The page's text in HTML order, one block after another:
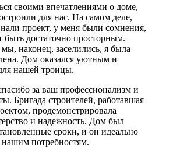
своими впечатлениями о доме,
для нас. На самом деле,
проект, у меня были сомнения,
быть достаточно просторным.
наконец, заселились, я была
Дом оказался уютным и
нашей троицы.
за ваш профессионализм и
Бригада строителей, работавшая
продемонстрировала
и надежность. Дом был
сроки, и он идеально
нашим потребностям.